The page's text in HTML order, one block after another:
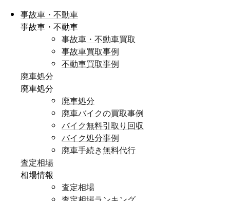
事故車・不動車
事故車・不動車
事故車・不動車買取
事故車買取事例
不動車買取事例
廃車処分
廃車処分
廃車処分
廃車バイクの買取事例
バイク無料引取り回収
バイク処分事例
廃車手続き無料代行
査定相場
相場情報
査定相場